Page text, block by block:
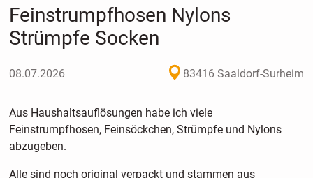
Feinstrumpfhosen Nylons
Strümpfe Socken
08.07.2026 83416 Saaldorf-Surheim
Aus Haushaltsauflösungen habe ich viele
Feinstrumpfhosen, Feinsöckchen, Strümpfe und Nylons
abzugeben.
Alle sind noch original verpackt und stammen aus